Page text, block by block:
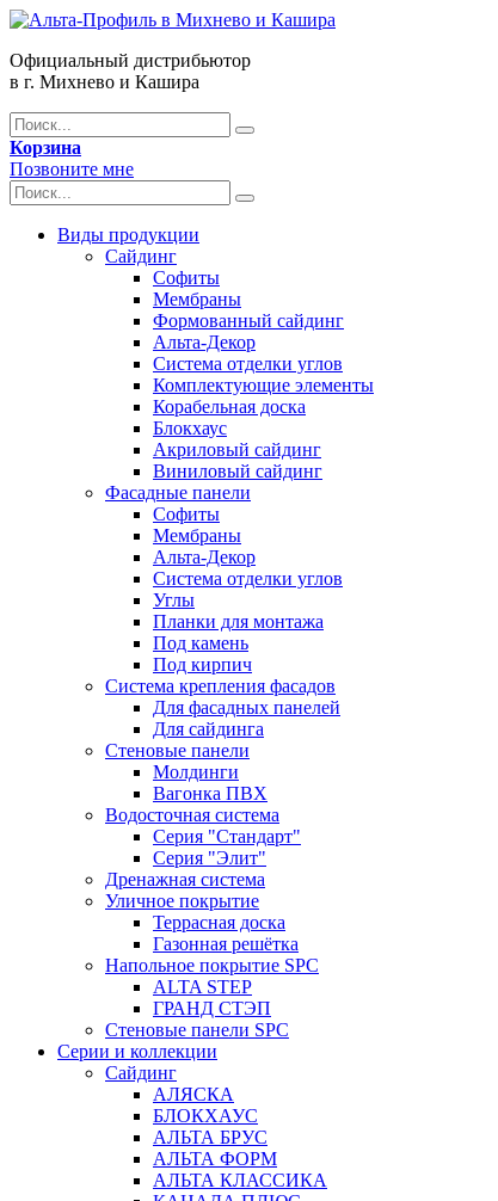
Официальный дистрибьютор
в г. Михнево и Кашира
Корзина
Позвоните мне
Виды продукции
Сайдинг
Софиты
Мембраны
Формованный сайдинг
Альта-Декор
Система отделки углов
Комплектующие элементы
Корабельная доска
Блокхаус
Акриловый сайдинг
Виниловый сайдинг
Фасадные панели
Софиты
Мембраны
Альта-Декор
Система отделки углов
Углы
Планки для монтажа
Под камень
Под кирпич
Система крепления фасадов
Для фасадных панелей
Для сайдинга
Стеновые панели
Молдинги
Вагонка ПВХ
Водосточная система
Серия "Стандарт"
Серия "Элит"
Дренажная система
Уличное покрытие
Террасная доска
Газонная решётка
Напольное покрытие SPC
ALTA STEP
ГРАНД СТЭП
Стеновые панели SPC
Серии и коллекции
Сайдинг
АЛЯСКА
БЛОКХАУС
АЛЬТА БРУС
АЛЬТА ФОРМ
АЛЬТА КЛАССИКА